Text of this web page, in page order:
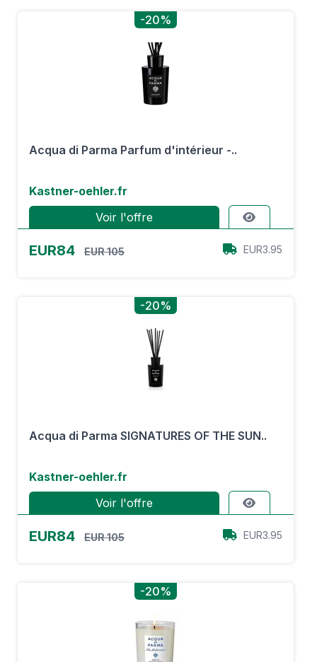
-20%
Acqua di Parma Parfum d'intérieur -..
Kastner-oehler.fr
Voir l'offre
EUR84 EUR 105 EUR3.95
-20%
Acqua di Parma SIGNATURES OF THE SUN..
Kastner-oehler.fr
Voir l'offre
EUR84 EUR 105 EUR3.95
-20%